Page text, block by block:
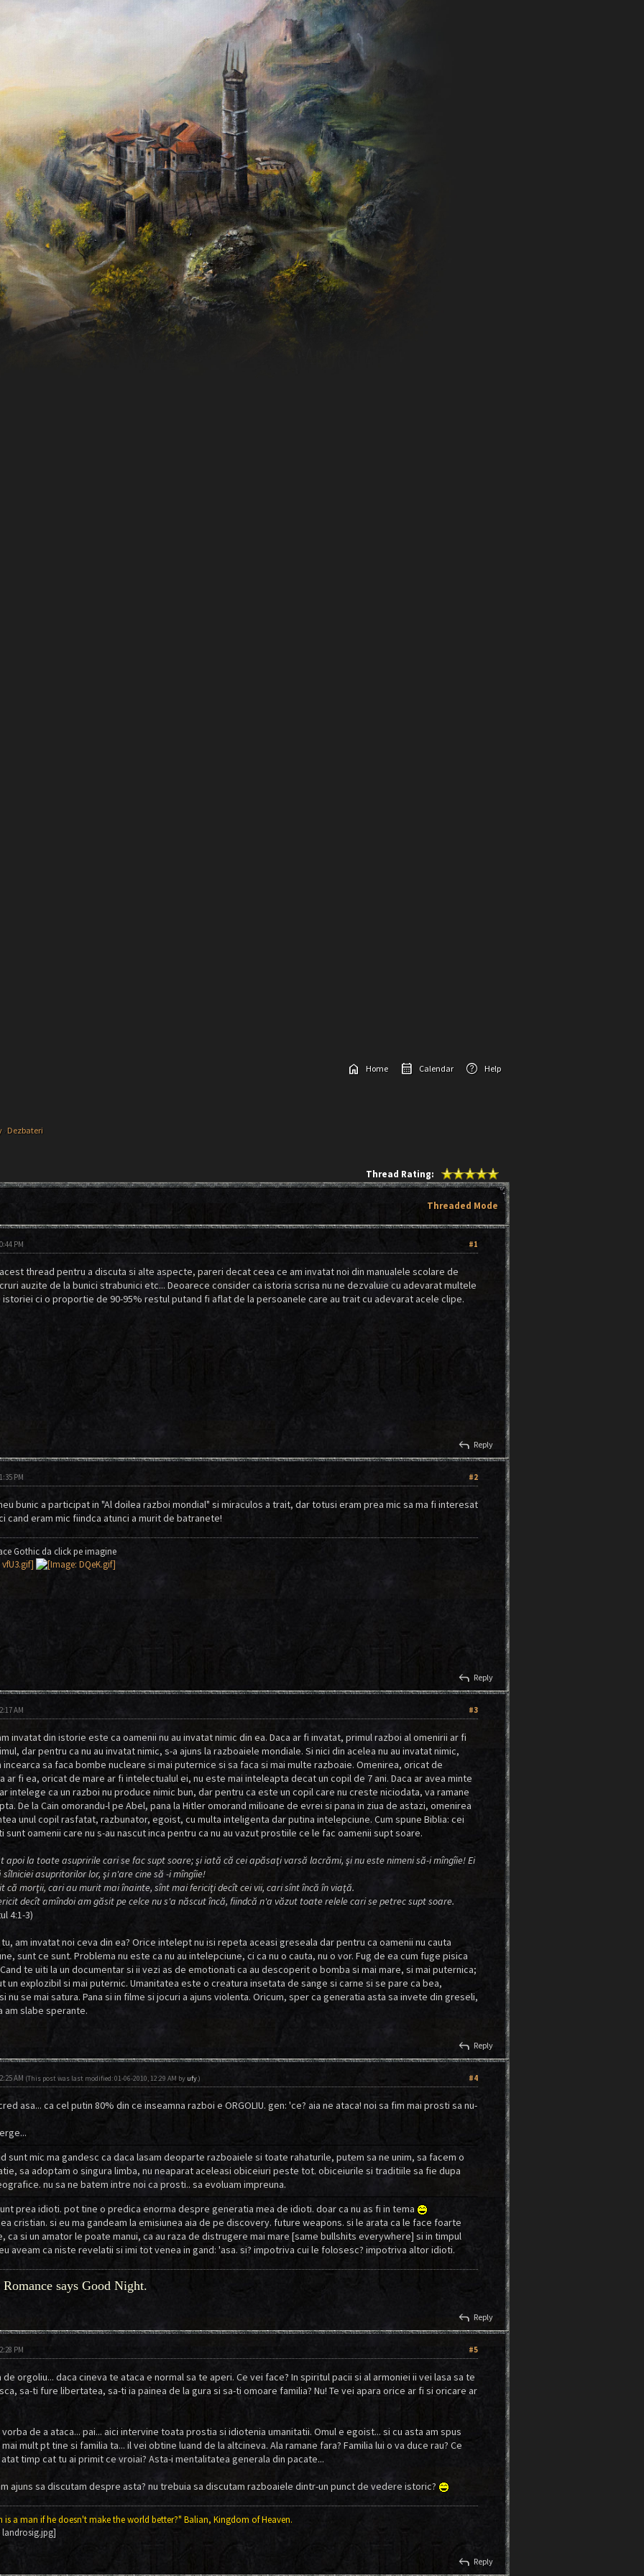
home Home calendar_month Calendar help Help
› Dezbateri
Thread Rating:
Threaded Mode
#1
PM
thread pentru a discuta si alte aspecte, pareri decat ceea ce am invatat noi din manualele scolare de
auzite de la bunici strabunici etc... Deoarece consider ca istoria scrisa nu ne dezvaluie cu adevarat multele
istoriei ci o proportie de 90-95% restul putand fi aflat de la persoanele care au trait cu adevarat acele clipe.
reply Reply
#2
PM
bunic a participat in "Al doilea razboi mondial" si miraculos a trait, dar totusi eram prea mic sa ma fi interesat
cand eram mic fiindca atunci a murit de batranete!
Gothic da click pe imagine
reply Reply
#3
AM
invatat din istorie este ca oamenii nu au invatat nimic din ea. Daca ar fi invatat, primul razboi al omenirii ar fi
dar pentru ca nu au invatat nimic, s-a ajuns la razboaiele mondiale. Si nici din acelea nu au invatat nimic,
incearca sa faca bombe nucleare si mai puternice si sa faca si mai multe razboaie. Omenirea, oricat de
ar fi ea, oricat de mare ar fi intelectualul ei, nu este mai inteleapta decat un copil de 7 ani. Daca ar avea minte
intelege ca un razboi nu produce nimic bun, dar pentru ca este un copil care nu creste niciodata, va ramane
De la Cain omorandu-l pe Abel, pana la Hitler omorand milioane de evrei si pana in ziua de astazi, omenirea
unul copil rasfatat, razbunator, egoist, cu multa inteligenta dar putina intelepciune. Cum spune Biblia: cei
sunt oamenii care nu s-au nascut inca pentru ca nu au vazut prostiile ce le fac oamenii supt soare.
apoi la toate asupririle cari se fac supt soare; şi iată că cei apăsaţi varsă lacrămi, şi nu este nimeni să-i mîngîie! Ei
asupritorilor lor, şi n'are cine să -i mîngîie!
că morţii, cari au murit mai înainte, sînt mai fericiţi decît cei vii, cari sînt încă în viaţă.
decît amîndoi am găsit pe celce nu s'a născut încă, fiindcă n'a văzut toate relele cari se petrec supt soare.
4:1-3)
am invatat noi ceva din ea? Orice intelept nu isi repeta aceasi greseala dar pentru ca oamenii nu cauta
sunt ce sunt. Problema nu este ca nu au intelepciune, ci ca nu o cauta, nu o vor. Fug de ea cum fuge pisica
te uiti la un documentar si ii vezi as de emotionati ca au descoperit o bomba si mai mare, si mai puternica;
un explozibil si mai puternic. Umanitatea este o creatura insetata de sange si carne si se pare ca bea,
nu se mai satura. Pana si in filme si jocuri a ajuns violenta. Oricum, sper ca generatia asta sa invete din greseli,
am slabe sperante.
reply Reply
#4
AM (This post was last modified: 01-06-2010, 12:29 AM by ufy.)
asa... ca cel putin 80% din ce inseamna razboi e ORGOLIU. gen: 'ce? aia ne ataca! noi sa fim mai prosti sa nu-
sunt mic ma gandesc ca daca lasam deoparte razboaiele si toate rahaturile, putem sa ne unim, sa facem o
sa adoptam o singura limba, nu neaparat aceleasi obiceiuri peste tot. obiceiurile si traditiile sa fie dupa
nu sa ne batem intre noi ca prosti.. sa evoluam impreuna.
prea idioti. pot tine o predica enorma despre generatia mea de idioti. doar ca nu as fi in tema
cristian. si eu ma gandeam la emisiunea aia de pe discovery. future weapons. si le arata ca le face foarte
ca si un amator le poate manui, ca au raza de distrugere mai mare [same bullshits everywhere] si in timpul
aveam ca niste revelatii si imi tot venea in gand: 'asa. si? impotriva cui le folosesc? impotriva altor idioti.
Romance says Good Night.
reply Reply
#5
PM
de orgoliu... daca cineva te ataca e normal sa te aperi. Ce vei face? In spiritul pacii si al armoniei ii vei lasa sa te
sa-ti fure libertatea, sa-ti ia painea de la gura si sa-ti omoare familia? Nu! Te vei apara orice ar fi si oricare ar
de a ataca... pai... aici intervine toata prostia si idiotenia umanitatii. Omul e egoist... si cu asta am spus
mult pt tine si familia ta... il vei obtine luand de la altcineva. Ala ramane fara? Familia lui o va duce rau? Ce
timp cat tu ai primit ce vroiai? Asta-i mentalitatea generala din pacate...
ajuns sa discutam despre asta? nu trebuia sa discutam razboaiele dintr-un punct de vedere istoric?
is a man if he doesn't make the world better?" Balian, Kingdom of Heaven.
reply Reply